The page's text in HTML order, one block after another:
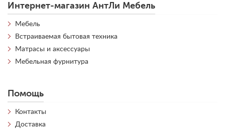
Интернет-магазин АнтЛи Мебель
Мебель
Встраиваемая бытовая техника
Матрасы и аксессуары
Мебельная фурнитура
Помощь
Контакты
Доставка